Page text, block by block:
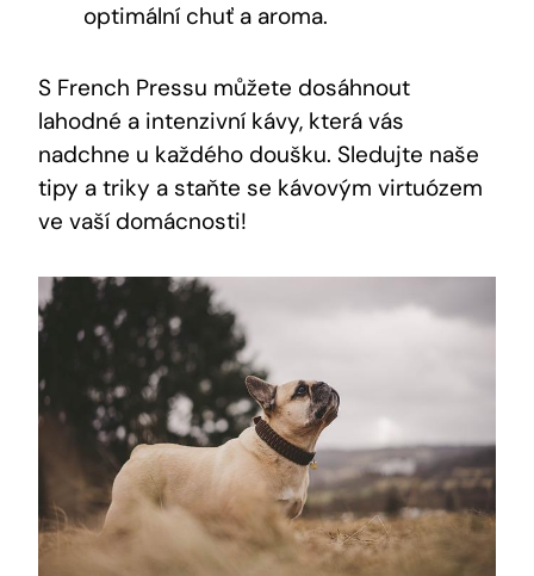
optimální chuť a aroma.
S French Pressu můžete dosáhnout
lahodné a intenzivní kávy, která vás
nadchne u každého doušku. Sledujte naše
tipy a triky a staňte se kávovým virtuózem
ve vaší domácnosti!